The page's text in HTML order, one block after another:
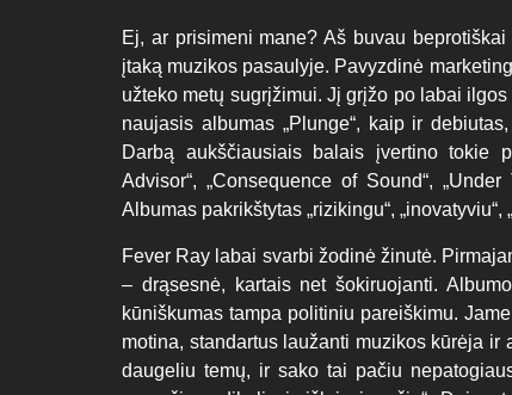
Ej, ar prisimeni mane? Aš buvau
įtaką muzikos pasaulyje. Pavyzdinė
užteko metų sugrįžimui. Jį grįžo po labai
naujasis albumas „Plunge“, kaip ir
Darbą aukščiausiais balais įvertino tokie
Advisor“, „Consequence of Sound“,
Albumas pakrikštytas „rizikingu“, „inovatyviu“,
Fever Ray labai svarbi žodinė žinutė.
– drąsesnė, kartais net šokiruojanti.
kūniškumas tampa politiniu pareiškimu.
motina, standartus laužanti muzikos kūrėja
daugeliu temų, ir sako tai pačiu